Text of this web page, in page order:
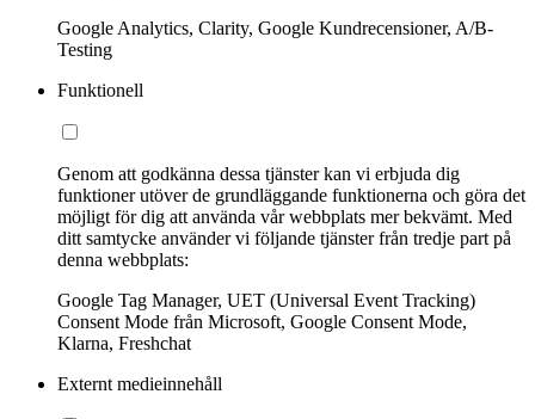
Google Analytics, Clarity, Google Kundrecensioner, A/B-
Testing
Funktionell
Genom att godkänna dessa tjänster kan vi erbjuda dig
funktioner utöver de grundläggande funktionerna och göra det
möjligt för dig att använda vår webbplats mer bekvämt. Med
ditt samtycke använder vi följande tjänster från tredje part på
denna webbplats:
Google Tag Manager, UET (Universal Event Tracking)
Consent Mode från Microsoft, Google Consent Mode,
Klarna, Freshchat
Externt medieinnehåll